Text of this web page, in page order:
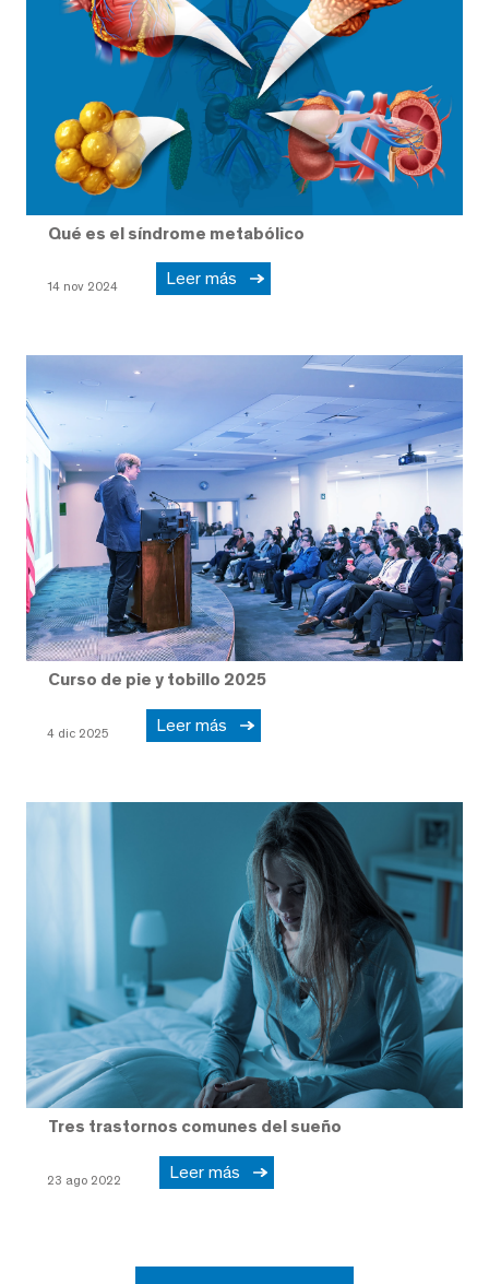
Qué es el síndrome metabólico
14 nov 2024 Leer más
Curso de pie y tobillo 2025
4 dic 2025 Leer más
Tres trastornos comunes del sueño
23 ago 2022 Leer más